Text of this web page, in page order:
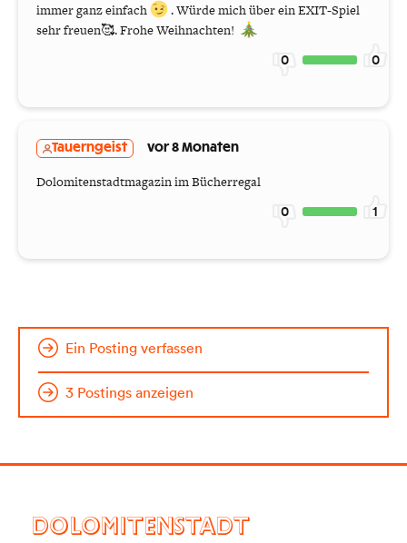
immer ganz einfach
. Würde mich über ein EXIT-Spiel
sehr freuen🥰. Frohe Weihnachten!
0 0
Tauerngeist vor 8 Monaten
Dolomitenstadtmagazin im Bücherregal
0 1
Ein Posting verfassen
3 Postings anzeigen
DOLOMITENSTADT